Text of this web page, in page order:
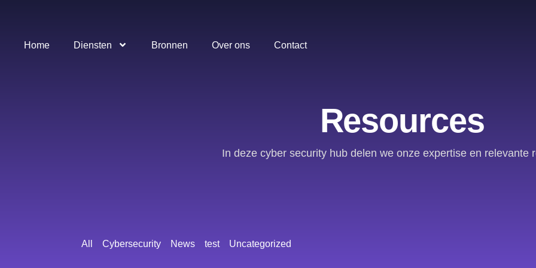
Home Diensten Bronnen Over ons Contact
Resources
In deze cyber security hub delen we onze expertise en relevante
Cybersecurity News test Uncategorized
All